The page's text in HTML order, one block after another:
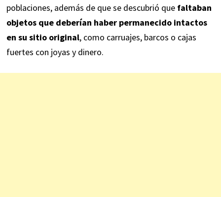
poblaciones, además de que se descubrió que faltaban
objetos que deberían haber permanecido intactos
en su sitio original, como carruajes, barcos o cajas
fuertes con joyas y dinero.